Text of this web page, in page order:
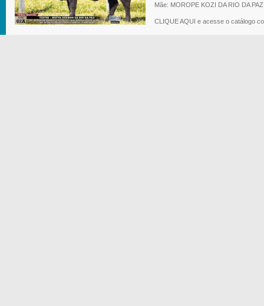
Mãe: MOROPE KOZI DA RIO DA PAZ
CLIQUE AQUI e acesse o catálogo